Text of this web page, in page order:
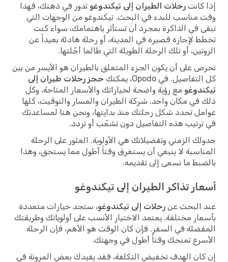
إذا كانت رحلات الطيران إلى تيكندوغو تدور في ذهنك، فهذا
وقت مناسب للبدء في البحث. تيكندوغو من الوجهات التي
تبقى في الذاكرة بمجرد أن تستأثر باهتمامك، سواء كنت
تخطط لإجازة قصيرة في المدينة، أو رحلة هادئة بعيداً عن
الروتين، أو تلك الرحلة الطويلة التي طالما أجّلتها.
نحرص على أن يكون الجزء المتعلق بالطيران هو الأيسر من بين
كل التفاصيل. في Opodo، يمكنك
حجز رحلات طيران إلى
تيكندوغو مع رؤية واضحة لخياراتك والأسعار المتاحة، وكل
ذلك في مكان واحد. شركة الطيران والمسار والتوقيت، كلها
عوامل تحدد شكل رحلتك منذ بدايتها، ونحن هنا لمساعدتك
في ترتيب هذه التفاصيل دون تشعّب أو تردد.
جدولك الزمني وتفضيلاتك هي الأولوية. العثور على الرحلة
المناسبة لا ينبغي أن يستغرق وقتاً أطول مما يستحق، وهذا
بالضبط ما نسعى إلى تقديمه.
أسعار تذاكر الطيران إلى تيكندوغو
عند البحث عن رحلات إلى تيكندوغو، ستجد خيارات متعددة
بأسعار مختلفة. يعتمد الاختيار الأنسب على أولوياتك وطريقتك
المفضلة في السفر. فإن كان الوقت هو الأهم، فإن الرحلة
الأسرع تمنحك وقتاً أطول في وجهتك.
إن كان الهدف تخفيض التكلفة، فقد يفيدك بعض المرونة في